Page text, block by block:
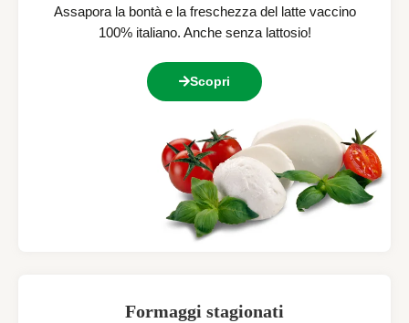
Assapora la bontà e la freschezza del latte vaccino
100% italiano. Anche senza lattosio!
Scopri
Formaggi stagionati